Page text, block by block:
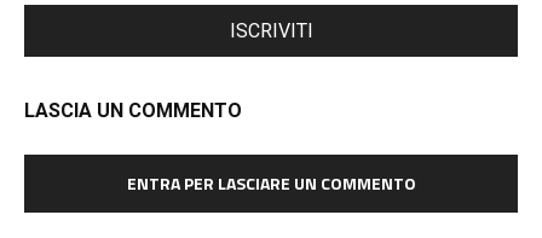
ISCRIVITI
LASCIA UN COMMENTO
ENTRA PER LASCIARE UN COMMENTO